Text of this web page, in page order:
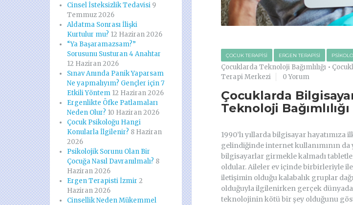
ÇOCUK TERAPISI ERGEN TERAPISI
Çocuklarda Teknoloji Bağımlılığı •
Terapi Merkezi
0 Yorum
Çocuklarda Bilgisayar
Teknoloji Bağımlılığı
1990’lı yıllarda bilgisayar
gelindiğinde internet kullanımının da
bilgisayarlar girmekle kalmadı
oldular. Aileler ev içinde birbirleriyle
iletişimin olduğu kalabalık gruplar
olduğuyla ilgilenirken gerçek dünyada
teknolojinin kötü bir şey olduğunu
Cinsel İsteksizlik Tedavisi 9
Temmuz 2026
Aldatma Sonrası İlişki
Kurtulur mu? 12 Haziran 2026
“Ya Başaramazsam?”
Sorusunu Susturan 4 Anahtar
12 Haziran 2026
Sınav Anında Panik Yaparsam
Ne yapmalıyım? Gençler için 7
Etkili Yöntem 12 Haziran 2026
Ergenlikte Öfke Patlamaları
Neden Olur? 10 Haziran 2026
Çocuk Psikoloğu Hangi
Konularla İlgilenir? 8 Haziran
2026
Psikolojik Sorunu Olan Bir
Çocuğa Nasıl Davranılmalı? 8
Haziran 2026
Ergen Terapisti İzmir 2
Haziran 2026
Cinsellik Neden Mükemmel